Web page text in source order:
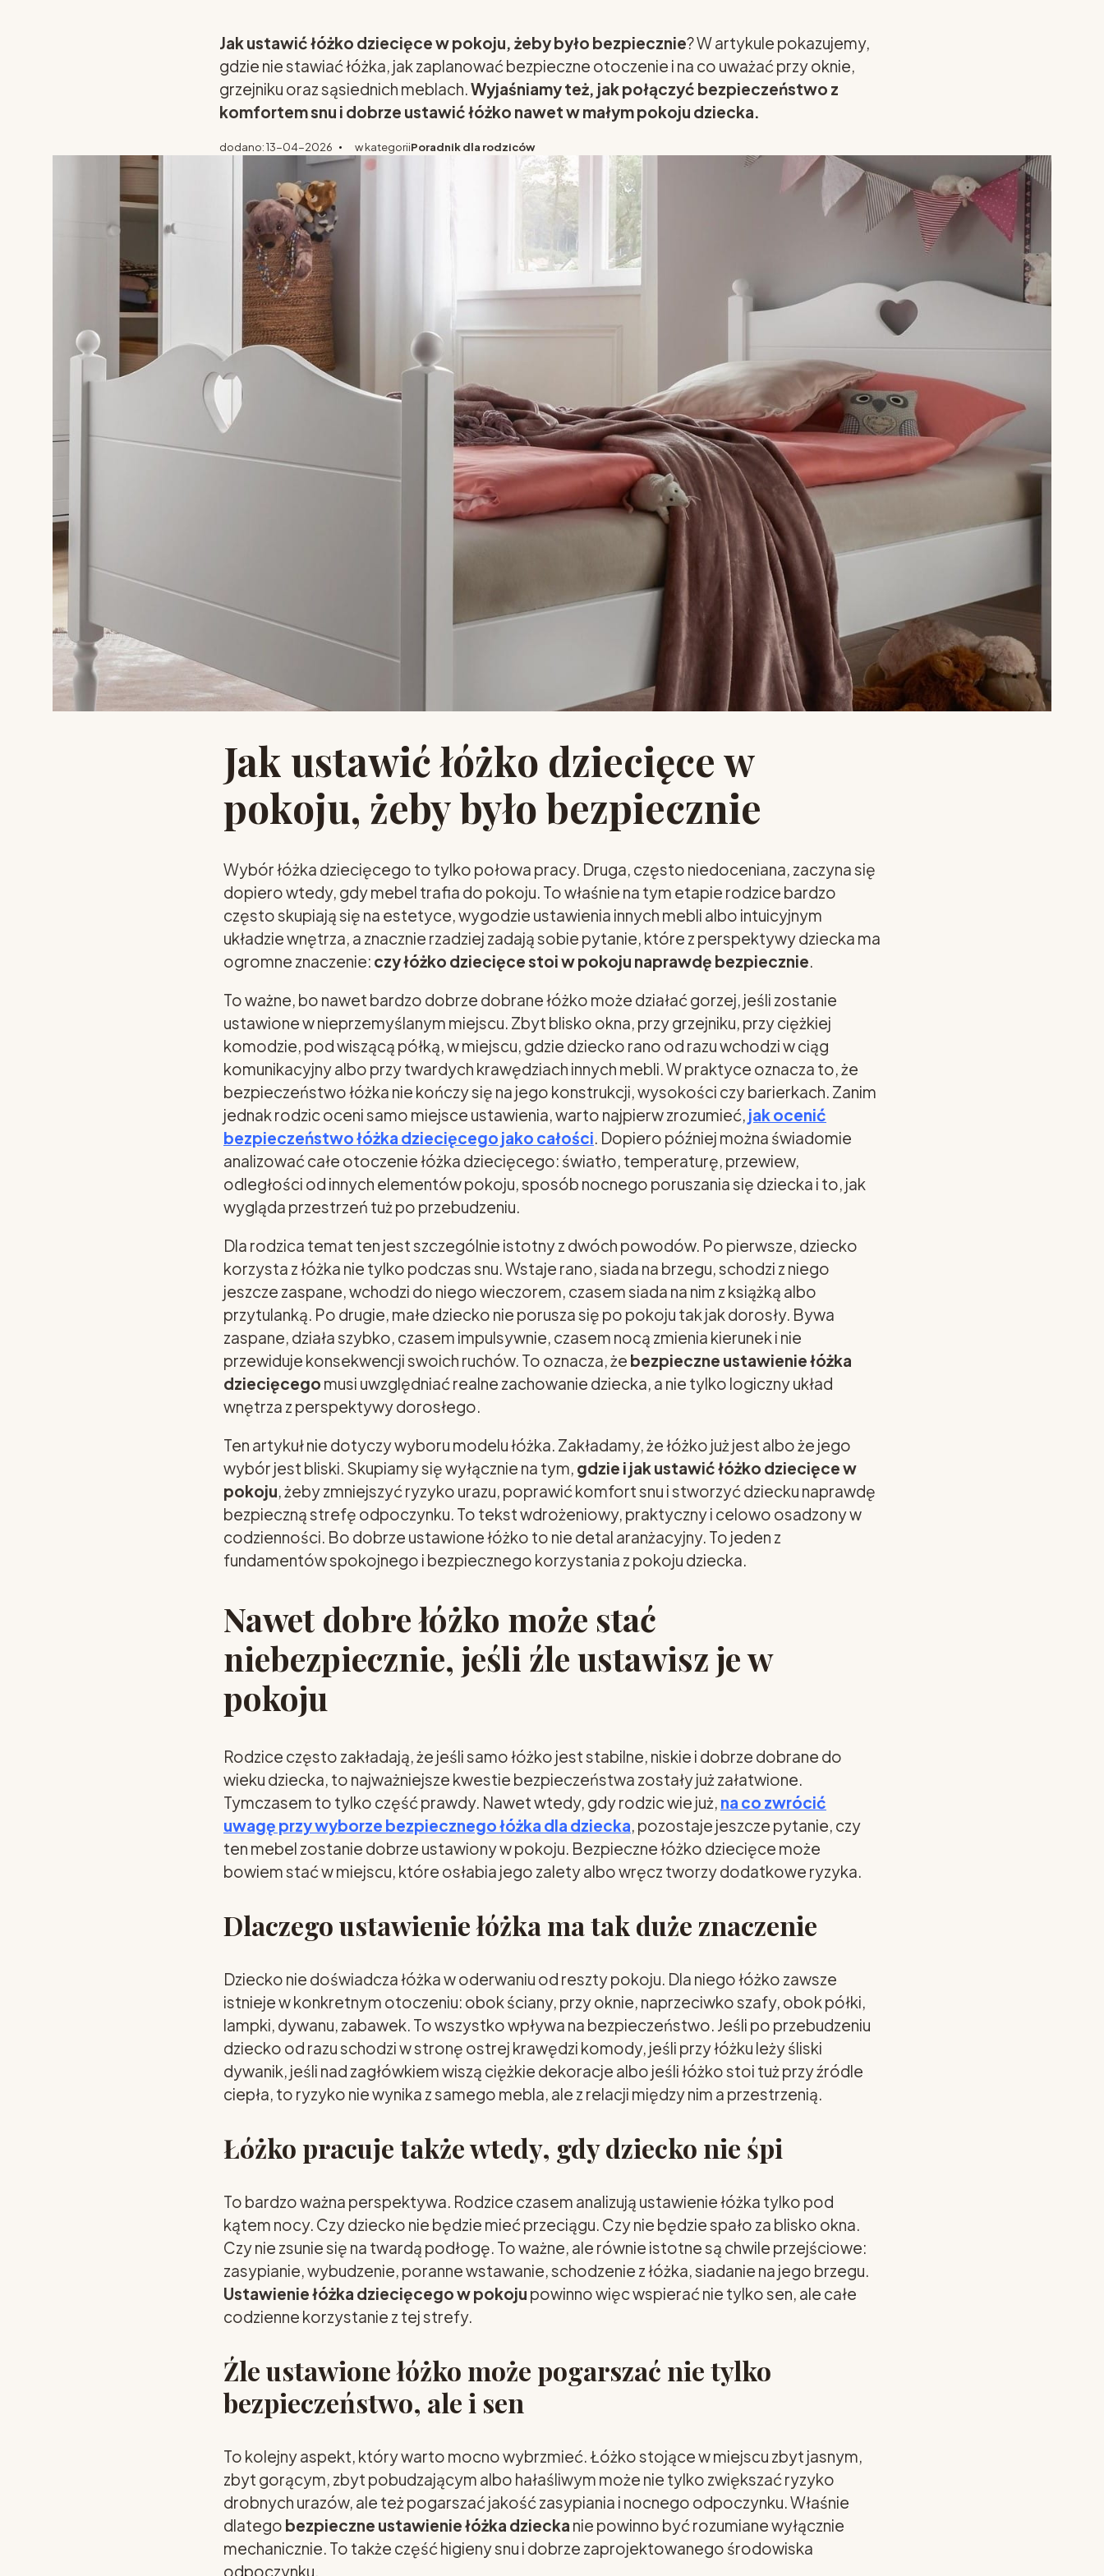
Jak ustawić łóżko dziecięce w pokoju, żeby było bezpiecznie? W artykule pokazujemy,
gdzie nie stawiać łóżka, jak zaplanować bezpieczne otoczenie i na co uważać przy oknie,
grzejniku oraz sąsiednich meblach.Wyjaśniamy też, jak połączyć bezpieczeństwo z
komfortem snu i dobrze ustawić łóżko nawet w małym pokoju dziecka.
dodano: 13-04-2026 w kategoriiPoradnik dla rodziców
Jak ustawić łóżko dziecięce w
pokoju, żeby było bezpiecznie
Wybór łóżka dziecięcego to tylko połowa pracy. Druga, często niedoceniana, zaczyna się
dopiero wtedy, gdy mebel trafia do pokoju. To właśnie na tym etapie rodzice bardzo
często skupiają się na estetyce, wygodzie ustawienia innych mebli albo intuicyjnym
układzie wnętrza, a znacznie rzadziej zadają sobie pytanie, które z perspektywy dziecka ma
ogromne znaczenie: czy łóżko dziecięce stoi w pokoju naprawdę bezpiecznie.
To ważne, bo nawet bardzo dobrze dobrane łóżko może działać gorzej, jeśli zostanie
ustawione w nieprzemyślanym miejscu. Zbyt blisko okna, przy grzejniku, przy ciężkiej
komodzie, pod wiszącą półką, w miejscu, gdzie dziecko rano od razu wchodzi w ciąg
komunikacyjny albo przy twardych krawędziach innych mebli. W praktyce oznacza to, że
bezpieczeństwo łóżka nie kończy się na jego konstrukcji, wysokości czy barierkach. Zanim
jednak rodzic oceni samo miejsce ustawienia, warto najpierw zrozumieć, jak ocenić
bezpieczeństwo łóżka dziecięcego jako całości. Dopiero później można świadomie
analizować całe otoczenie łóżka dziecięcego: światło, temperaturę, przewiew,
odległości od innych elementów pokoju, sposób nocnego poruszania się dziecka i to, jak
wygląda przestrzeń tuż po przebudzeniu.
Dla rodzica temat ten jest szczególnie istotny z dwóch powodów. Po pierwsze, dziecko
korzysta z łóżka nie tylko podczas snu. Wstaje rano, siada na brzegu, schodzi z niego
jeszcze zaspane, wchodzi do niego wieczorem, czasem siada na nim z książką albo
przytulanką. Po drugie, małe dziecko nie porusza się po pokoju tak jak dorosły. Bywa
zaspane, działa szybko, czasem impulsywnie, czasem nocą zmienia kierunek i nie
przewiduje konsekwencji swoich ruchów. To oznacza, że bezpieczne ustawienie łóżka
dziecięcego musi uwzględniać realne zachowanie dziecka, a nie tylko logiczny układ
wnętrza z perspektywy dorosłego.
Ten artykuł nie dotyczy wyboru modelu łóżka. Zakładamy, że łóżko już jest albo że jego
wybór jest bliski. Skupiamy się wyłącznie na tym, gdzie i jak ustawić łóżko dziecięce w
pokoju, żeby zmniejszyć ryzyko urazu, poprawić komfort snu i stworzyć dziecku naprawdę
bezpieczną strefę odpoczynku. To tekst wdrożeniowy, praktyczny i celowo osadzony w
codzienności. Bo dobrze ustawione łóżko to nie detal aranżacyjny. To jeden z
fundamentów spokojnego i bezpiecznego korzystania z pokoju dziecka.
Nawet dobre łóżko może stać
niebezpiecznie, jeśli źle ustawisz je w
pokoju
Rodzice często zakładają, że jeśli samo łóżko jest stabilne, niskie i dobrze dobrane do
wieku dziecka, to najważniejsze kwestie bezpieczeństwa zostały już załatwione.
Tymczasem to tylko część prawdy. Nawet wtedy, gdy rodzic wie już, na co zwrócić
uwagę przy wyborze bezpiecznego łóżka dla dziecka, pozostaje jeszcze pytanie, czy
ten mebel zostanie dobrze ustawiony w pokoju. Bezpieczne łóżko dziecięce może
bowiem stać w miejscu, które osłabia jego zalety albo wręcz tworzy dodatkowe ryzyka.
Dlaczego ustawienie łóżka ma tak duże znaczenie
Dziecko nie doświadcza łóżka w oderwaniu od reszty pokoju. Dla niego łóżko zawsze
istnieje w konkretnym otoczeniu: obok ściany, przy oknie, naprzeciwko szafy, obok półki,
lampki, dywanu, zabawek. To wszystko wpływa na bezpieczeństwo. Jeśli po przebudzeniu
dziecko od razu schodzi w stronę ostrej krawędzi komody, jeśli przy łóżku leży śliski
dywanik, jeśli nad zagłówkiem wiszą ciężkie dekoracje albo jeśli łóżko stoi tuż przy źródle
ciepła, to ryzyko nie wynika z samego mebla, ale z relacji między nim a przestrzenią.
Łóżko pracuje także wtedy, gdy dziecko nie śpi
To bardzo ważna perspektywa. Rodzice czasem analizują ustawienie łóżka tylko pod
kątem nocy. Czy dziecko nie będzie mieć przeciągu. Czy nie będzie spało za blisko okna.
Czy nie zsunie się na twardą podłogę. To ważne, ale równie istotne są chwile przejściowe:
zasypianie, wybudzenie, poranne wstawanie, schodzenie z łóżka, siadanie na jego brzegu.
Ustawienie łóżka dziecięcego w pokoju powinno więc wspierać nie tylko sen, ale całe
codzienne korzystanie z tej strefy.
Źle ustawione łóżko może pogarszać nie tylko
bezpieczeństwo, ale i sen
To kolejny aspekt, który warto mocno wybrzmieć. Łóżko stojące w miejscu zbyt jasnym,
zbyt gorącym, zbyt pobudzającym albo hałaśliwym może nie tylko zwiększać ryzyko
drobnych urazów, ale też pogarszać jakość zasypiania i nocnego odpoczynku. Właśnie
dlatego bezpieczne ustawienie łóżka dziecka nie powinno być rozumiane wyłącznie
mechanicznie. To także część higieny snu i dobrze zaprojektowanego środowiska
odpoczynku.